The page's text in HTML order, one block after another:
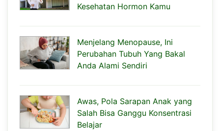
Kesehatan Hormon Kamu
Menjelang Menopause, Ini
Perubahan Tubuh Yang Bakal
Anda Alami Sendiri
Awas, Pola Sarapan Anak yang
Salah Bisa Ganggu Konsentrasi
Belajar